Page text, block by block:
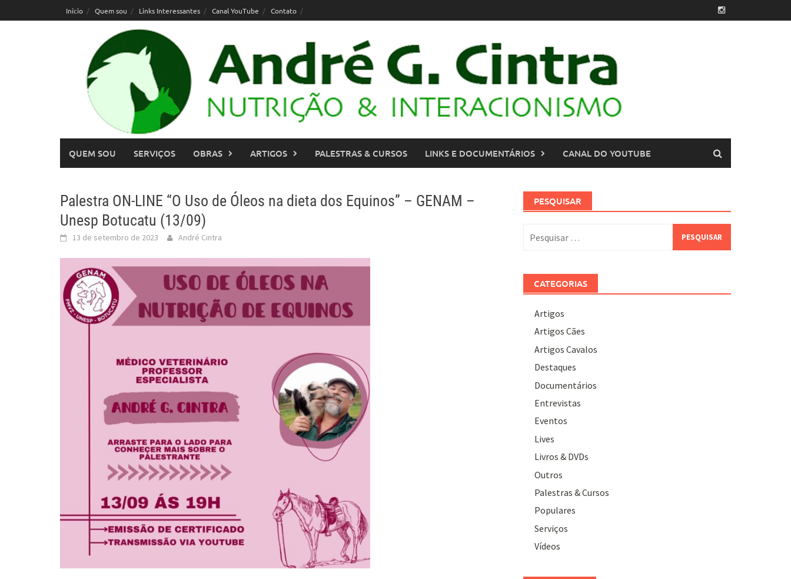
to
Início Quem sou Links Interessantes Canal YouTube Contato
QUEM SOU SERVIÇOS OBRAS ARTIGOS PALESTRAS & CURSOS LINKS E DOCUMENTÁRIOS CANAL DO YOUTUBE
Palestra ON-LINE “O Uso de Óleos na dieta dos Equinos” – GENAM –
Unesp Botucatu (13/09)
13 de setembro de 2023 André Cintra
PESQUISAR
por:
CATEGORIAS
Artigos
Artigos Cães
Artigos Cavalos
Destaques
Documentários
Entrevistas
Eventos
Lives
Livros & DVDs
Outros
Palestras & Cursos
Populares
Serviços
Vídeos